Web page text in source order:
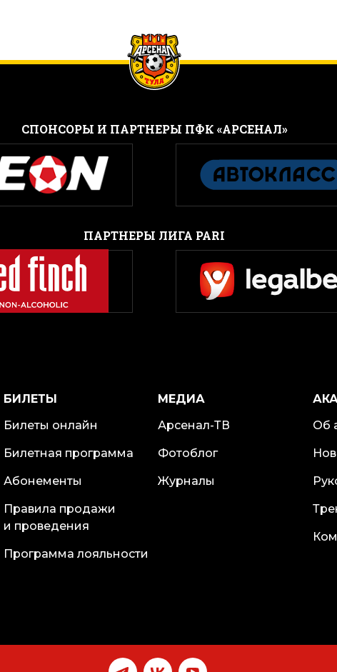
CПОНСОРЫ И ПАРТНЕРЫ ПФК «АРСЕНАЛ»
ПАРТНЕРЫ ЛИГА PARI
БИЛЕТЫ
Билеты онлайн
Билетная программа
Абонементы
Правила продажи
и проведения
Программа лояльности
МЕДИА
Арсенал-ТВ
Фотоблог
Журналы
Об